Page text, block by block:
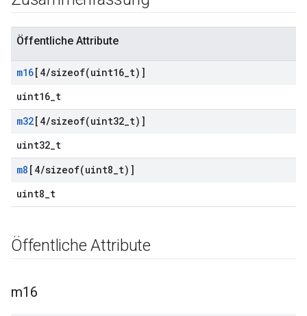
Öffentliche Attribute
m16[4/sizeof(uint16 t)]
uint16_t
m32[4/sizeof(uint32 t)]
uint32_t
m8 [4/sizeof(uint8 t)]
uint8_t
Öffentliche Attribute
m16